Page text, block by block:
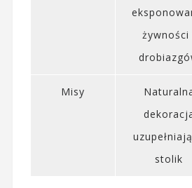
żywności
Misy
stolik